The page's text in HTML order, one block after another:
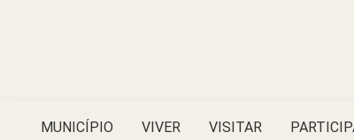
MUNICÍPIO VIVER VISITAR